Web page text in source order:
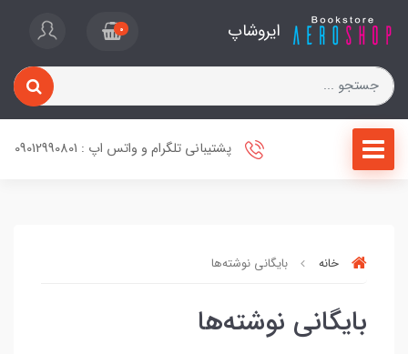
ایروشاپ 0
پشتیبانی تلگرام و واتس اپ : 09012990801
خانه بایگانی نوشته‌ها
بایگانی نوشته‌ها